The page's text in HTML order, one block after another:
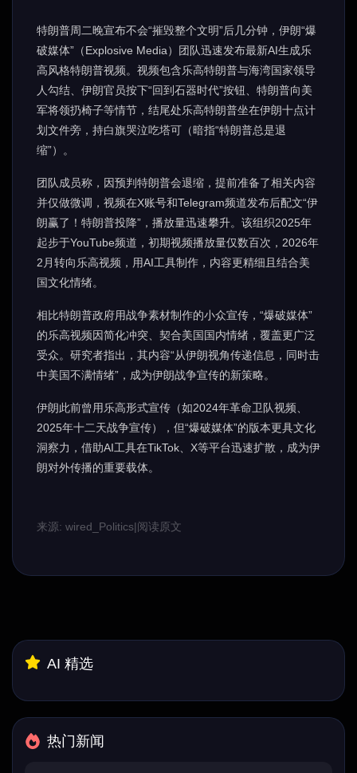
特朗普周二晚宣布不会“摧毁整个文明”后几分钟，伊朗“爆
破媒体”（Explosive Media）团队迅速发布最新AI生成乐
高风格特朗普视频。视频包含乐高特朗普与海湾国家领导
人勾结、伊朗官员按下“回到石器时代”按钮、特朗普向美
军将领扔椅子等情节，结尾处乐高特朗普坐在伊朗十点计
划文件旁，持白旗哭泣吃塔可（暗指“特朗普总是退
缩”）。
团队成员称，因预判特朗普会退缩，提前准备了相关内容
并仅做微调，视频在X账号和Telegram频道发布后配文“伊
朗赢了！特朗普投降”，播放量迅速攀升。该组织2025年
起步于YouTube频道，初期视频播放量仅数百次，2026年
2月转向乐高视频，用AI工具制作，内容更精细且结合美
国文化情绪。
相比特朗普政府用战争素材制作的小众宣传，“爆破媒体”
的乐高视频因简化冲突、契合美国国内情绪，覆盖更广泛
受众。研究者指出，其内容“从伊朗视角传递信息，同时击
中美国不满情绪”，成为伊朗战争宣传的新策略。
伊朗此前曾用乐高形式宣传（如2024年革命卫队视频、
2025年十二天战争宣传），但“爆破媒体”的版本更具文化
洞察力，借助AI工具在TikTok、X等平台迅速扩散，成为伊
朗对外传播的重要载体。
来源: wired_Politics|阅读原文
AI 精选
热门新闻